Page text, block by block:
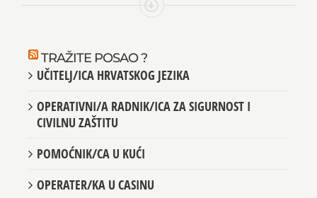
TRAŽITE POSAO ?
UČITELJ/ICA HRVATSKOG JEZIKA
OPERATIVNI/A RADNIK/ICA ZA SIGURNOST I
CIVILNU ZAŠTITU
POMOĆNIK/CA U KUĆI
OPERATER/KA U CASINU